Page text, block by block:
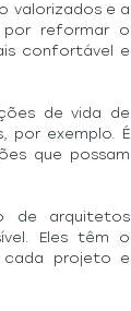
valorizados e a
por reformar o
confortável e
de vida de
por exemplo. É
que possam
de arquitetos
Eles têm o
cada projeto e